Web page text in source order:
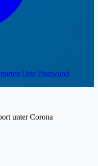
Orte Pinnwand
unter Corona